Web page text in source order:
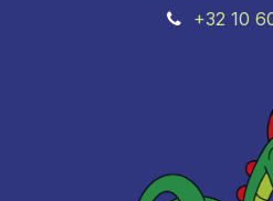
+32 10